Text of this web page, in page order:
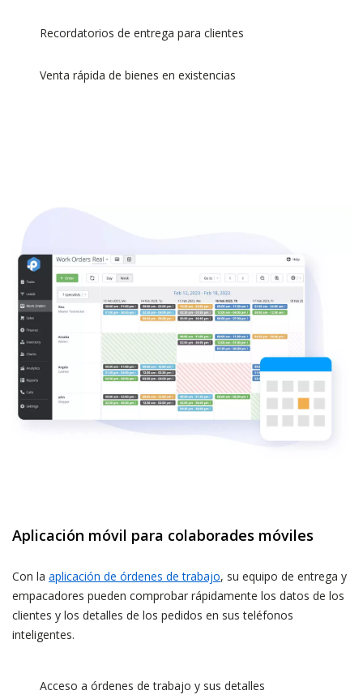
Recordatorios de entrega para clientes
Venta rápida de bienes en existencias
Aplicación móvil para colaborades móviles
Con la aplicación de órdenes de trabajo, su equipo de entrega y
empacadores pueden comprobar rápidamente los datos de los
clientes y los detalles de los pedidos en sus teléfonos
inteligentes.
Acceso a órdenes de trabajo y sus detalles